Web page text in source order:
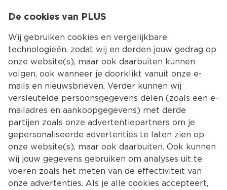
Kies jouw
De cookies van PLUS
Wij gebruiken cookies en vergelijkbare
technologieën, zodat wij en derden jouw gedrag op
onze website(s), maar ook daarbuiten kunnen
volgen, ook wanneer je doorklikt vanuit onze e-
mails en nieuwsbrieven. Verder kunnen wij
versleutelde persoonsgegevens delen (zoals een e-
mailadres en aankoopgegevens) met derde
partijen zoals onze advertentiepartners om je
gepersonaliseerde advertenties te laten zien op
onze website(s), maar ook daarbuiten. Ook kunnen
wij jouw gegevens gebruiken om analyses uit te
voeren zoals het meten van de effectiviteit van
onze advertenties. Als je alle cookies accepteert,